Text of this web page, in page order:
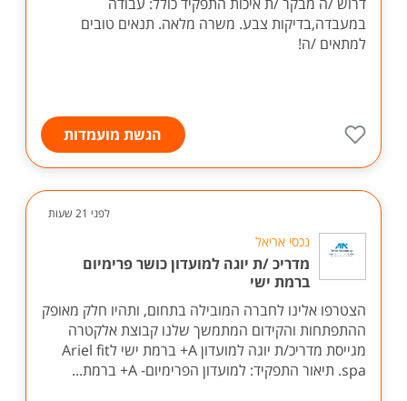
במעבדה,בדיקות צבע. משרה מלאה. תנאים טובים
למתאים /ה!
הגשת מועמדות
לפני 21 שעות
נכסי אריאל
מדריכ /ת יוגה למועדון כושר פרימיום
ברמת ישי
הצטרפו אלינו לחברה המובילה בתחום, ותהיו חלק מאופק
ההתפתחות והקידום המתמשך שלנו קבוצת אלקטרה
מגייסת מדריכ/ת יוגה למועדון A+ ברמת ישי לAriel fit
spa. תיאור התפקיד: למועדון הפרימיום- A+ ברמת...